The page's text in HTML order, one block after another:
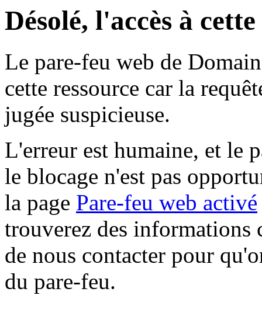
Désolé, l'accès à
Le pare-feu web de
cette ressource car la
jugée suspicieuse.
L'erreur est humaine, et le
le blocage n'est pas
la page Pare-feu web activé
trouverez des informations
de nous contacter pour
du pare-feu.